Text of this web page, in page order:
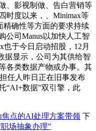
、影视制做、告白营销等
时度以来，、Minimax等
精确性等方面的要求持续
公司Manus以加快人工智
于今日启动招股，12月
据显示，公司为其供给智
各类数据产物或办事。其
任人昨日正在旧事发布
“AI+数据”双引擎，此
点的AI处理方案带领 下
场抽象办理”